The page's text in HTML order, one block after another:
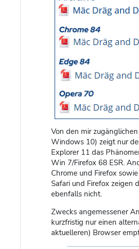
Von den mir
Windows 10) zeigt nur
Explorer 11 das
Win 7/Firefox 68 ESR.
Chrome und Firefox
Safari und Firefox zeigen
ebenfalls nicht.
Zwecks angemessener
kurzfristig nur einen
aktuelleren) Browser